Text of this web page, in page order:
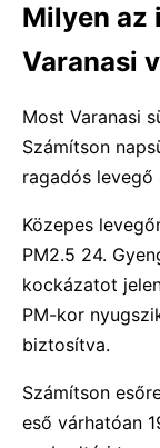
Milyen az
Varanasi
Most Varanasi
Számítson
ragadós levegő
Közepes
PM2.5 24.
kockázatot
PM-kor
biztosítva.
Számítson
eső várhatóan